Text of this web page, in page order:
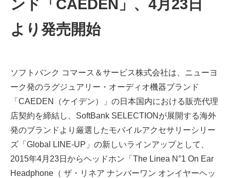
ンド「CAEDEN」、4月23日
より発売開始
ソフトバンク コマース＆サービス株式会社は、ニューヨ
ーク発のラグジュアリー・オーディオ機器ブランド
「CAEDEN（ケイデン）」の日本国内における販売代理
店契約を締結し、SoftBank SELECTIONが展開する海外
発のブランドより厳選したモバイルアクセサリーシリー
ズ「Global LINE-UP」の新しいラインアップとして、
2015年4月23日からヘッドホン「The Linea N°1 On Ear
Headphone（ ザ・リネア ナンバーワン オンイヤーヘッ